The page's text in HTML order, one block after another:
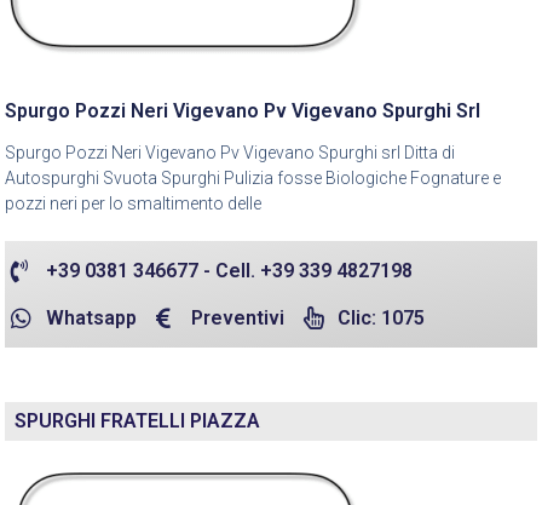
Spurgo Pozzi Neri Vigevano Pv Vigevano Spurghi Srl
Spurgo Pozzi Neri Vigevano Pv Vigevano Spurghi srl Ditta di
Autospurghi Svuota Spurghi Pulizia fosse Biologiche Fognature e
pozzi neri per lo smaltimento delle
+39 0381 346677 - Cell. +39 339 4827198
Whatsapp Preventivi Clic: 1075
SPURGHI FRATELLI PIAZZA